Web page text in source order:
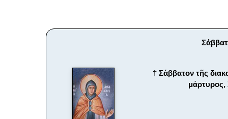
† Σάββατον τῆς
μάρτυρος,